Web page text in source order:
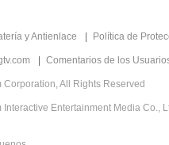
y Antienlace Política de
Comentarios de los
All Rights Reserved
Entertainment Media Co.,